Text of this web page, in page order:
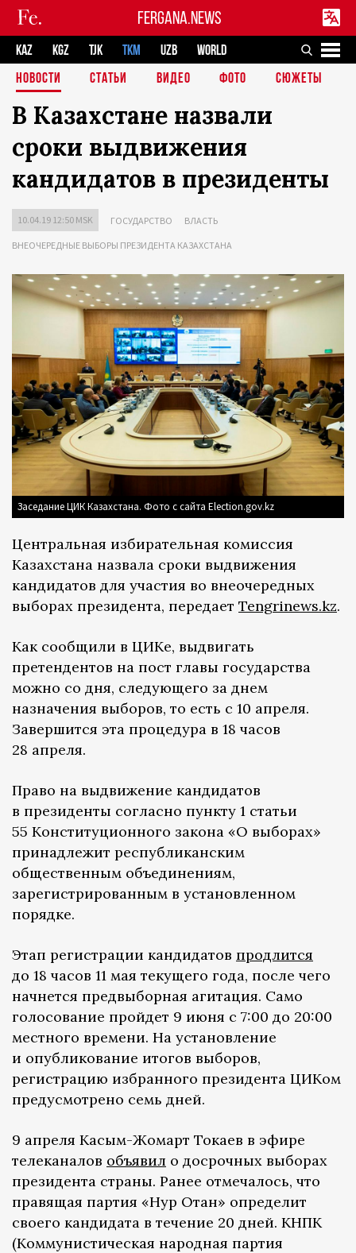
FERGANA.NEWS
KAZ KGZ TJK TKM UZB
WORLD
НОВОСТИ
СТАТЬИ ВИДЕО ФОТО СЮЖЕТЫ
В Казахстане назвали
сроки выдвижения
кандидатов в президенты
10.04.19 12:50 MSK ГОСУДАРСТВО ВЛАСТЬ
ВНЕОЧЕРЕДНЫЕ ВЫБОРЫ ПРЕЗИДЕНТА КАЗАХСТАНА
Заседание ЦИК Казахстана. Фото с сайта Election.gov.kz
Центральная избирательная комиссия
Казахстана назвала сроки выдвижения
кандидатов для участия во внеочередных
выборах президента, передает Tengrinews.kz.
Как сообщили в ЦИКе, выдвигать
претендентов на пост главы государства
можно со дня, следующего за днем
назначения выборов, то есть с 10 апреля.
Завершится эта процедура в 18 часов
28 апреля.
Право на выдвижение кандидатов
в президенты согласно пункту 1 статьи
55 Конституционного закона «О выборах»
принадлежит республиканским
общественным объединениям,
зарегистрированным в установленном
порядке.
Этап регистрации кандидатов продлится
до 18 часов 11 мая текущего года, после чего
начнется предвыборная агитация. Само
голосование пройдет 9 июня с 7:00 до 20:00
местного времени. На установление
и опубликование итогов выборов,
регистрацию избранного президента ЦИКом
предусмотрено семь дней.
9 апреля Касым-Жомарт Токаев в эфире
телеканалов объявил о досрочных выборах
президента страны. Ранее отмечалось, что
правящая партия «Нур Отан» определит
своего кандидата в течение 20 дней. КНПК
(Коммунистическая народная партия